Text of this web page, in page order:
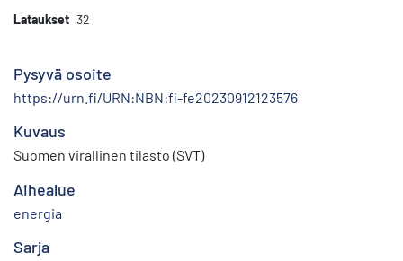
Lataukset 32
Pysyvä osoite
https://urn.fi/URN:NBN:fi-fe20230912123576
Kuvaus
Suomen virallinen tilasto (SVT)
Aihealue
energia
Sarja